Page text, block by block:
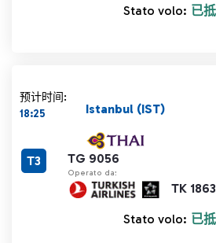
Stato volo: 已
预计时间:
18:25
TG 9056
Operato da:
TK 1863
Istanbul (IST)
T3
Stato volo: 已